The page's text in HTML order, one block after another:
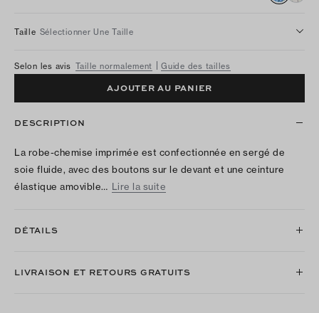
Taille Sélectionner Une Taille
Selon les avis Taille normalement Guide des tailles
AJOUTER AU PANIER
DESCRIPTION
La robe-chemise imprimée est confectionnée en sergé de
soie fluide, avec des boutons sur le devant et une ceinture
élastique amovible… Lire la suite
DÉTAILS
LIVRAISON ET RETOURS GRATUITS